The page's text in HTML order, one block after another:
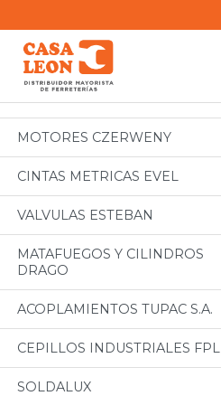
Categorias
Todos
MOTORES CZERWENY
CINTAS METRICAS EVEL
VALVULAS ESTEBAN
MATAFUEGOS Y CILINDROS
DRAGO
ACOPLAMIENTOS TUPAC S.A.
CEPILLOS INDUSTRIALES FPL
SOLDALUX